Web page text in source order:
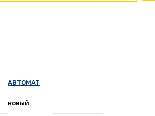
ABTOMAT
новый